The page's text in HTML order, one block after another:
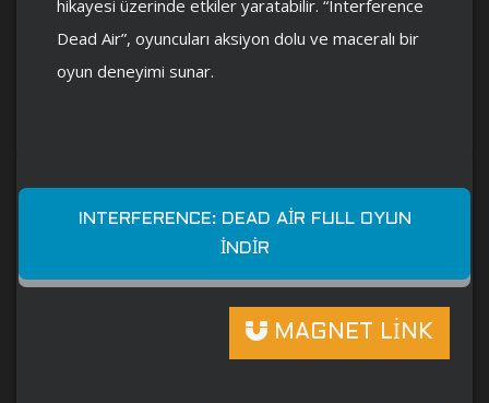
hikayesi üzerinde etkiler yaratabilir. “Interference
Dead Air”, oyuncuları aksiyon dolu ve maceralı bir
oyun deneyimi sunar.
INTERFERENCE: DEAD AIR FULL OYUN
İNDIR
MAGNET LİNK